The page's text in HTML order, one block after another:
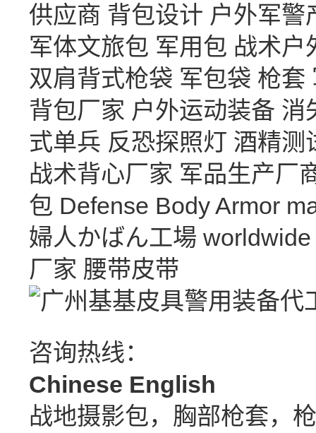
供应商 背包设计 户外军警
军体文旅包 军用包 战术户
双肩背式枪袋 军包袋 枪套
背包厂家 户外运动装备 消
式单兵 反恐探照灯 酒精测
战术背心厂家 军品生产厂
包 Defense Body Armor
婦人かばん工場 worldwide
厂家 腰带皮带
咨询热线：
Chinese English
战地摄影包，胸部枪套，